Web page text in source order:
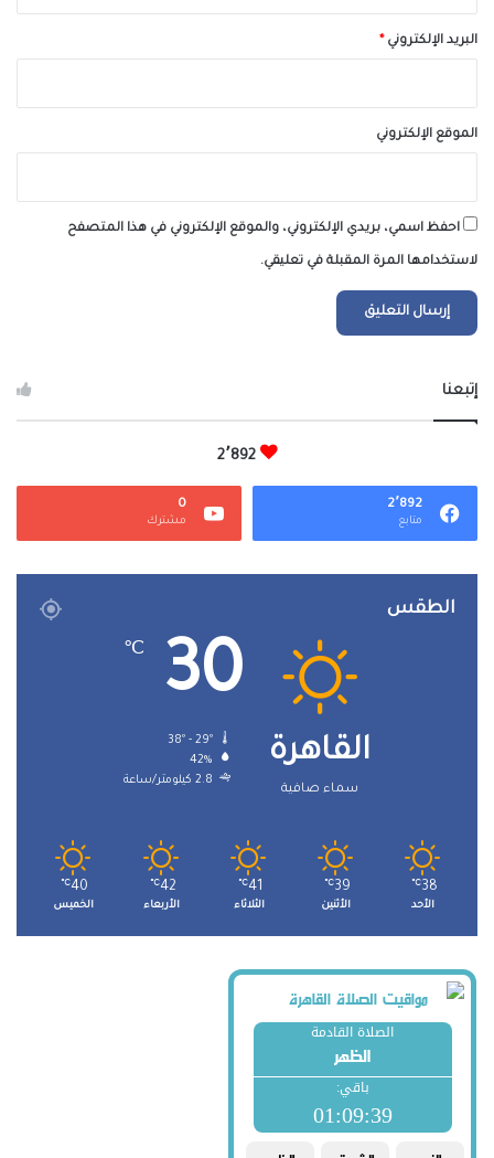
البريد الإلكتروني*
الموقع الإلكتروني
احفظ اسمي، بريدي الإلكتروني، والموقع الإلكتروني في هذا المتصفح
لاستخدامها المرة المقبلة في تعليقي.
إتبعنا
2٬892
2٬892
متابع
0
مشترك
الطقس
القاهرة
سماء صافية
30
℃
42%
2.8 كيلومتر/ساعة
38
℃
الأحد
39
℃
الأثنين
41
℃
الثلاثاء
42
℃
الأربعاء
40
℃
الخميس